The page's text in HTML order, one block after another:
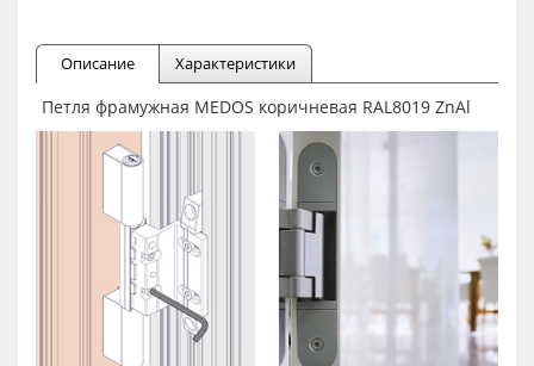
Описание Характеристики
Петля фрамужная MEDOS коричневая RAL8019 ZnAl